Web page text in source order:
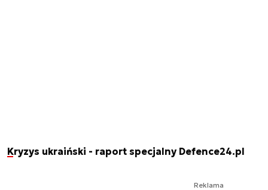
Kryzys ukraiński - raport specjalny Defence24.pl
Reklama